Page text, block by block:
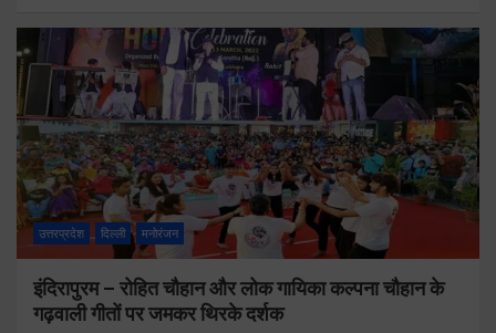
उत्तरप्रदेश दिल्ली मनोरंजन
इंदिरापुरम – रोहित चौहान और लोक गायिका कल्पना चौहान के
गढ़वाली गीतों पर जमकर थिरके दर्शक